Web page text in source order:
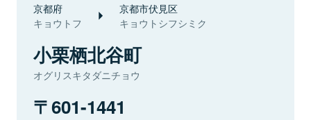
京都府
キョウトフ
京都市伏見区
キョウトシフシミク
小栗栖北谷町
オグリスキタダニチョウ
601-1441